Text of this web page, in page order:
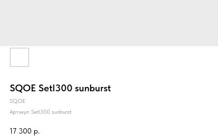
SQOE Setl300 sunburst
SQOE
Артикул: Setl300 sunburst
17 300 р.